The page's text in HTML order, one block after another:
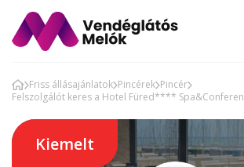
Friss állásajánlatok Pincérek Pincér
Felszolgálót keres a Hotel Füred****
Kiemelt